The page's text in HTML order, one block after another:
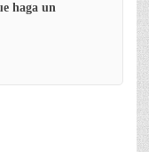
haga un